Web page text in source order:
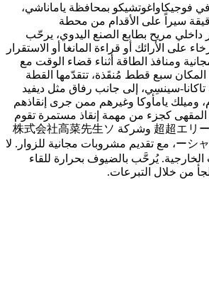
فوجيكاواغوتشيكو بمحافظة ياماناشي،
سيراً على الأقدام من محطة
داخلي مريح بطابع الصنع اليدوي، يرحّب
على الأرائك أو قراءة المانغا أو الاستقرار
ومنافذ الطاقة أثناء قضاء الوقت مع
سبع قطط مُنقَذة، تتقدّمها القطة
تاكانا-سينسِي، إلى جانب رفاق مثل ديفيد
وميلك يامأوكا وغيرهم ممن جرى إنقاذهم
كجزء من مهمة إنقاذ مستمرة تقوم
بها شركة 超超エリート株式会社 وشركة 株式会社高菜先生ソ
ーシャルエンタープライズ، مع تقديم مشروبات مجانية للزوار. لا
الخارجية. يُرحَّب بالضيوف بحرارة للقاء
من خلال التبرعات.